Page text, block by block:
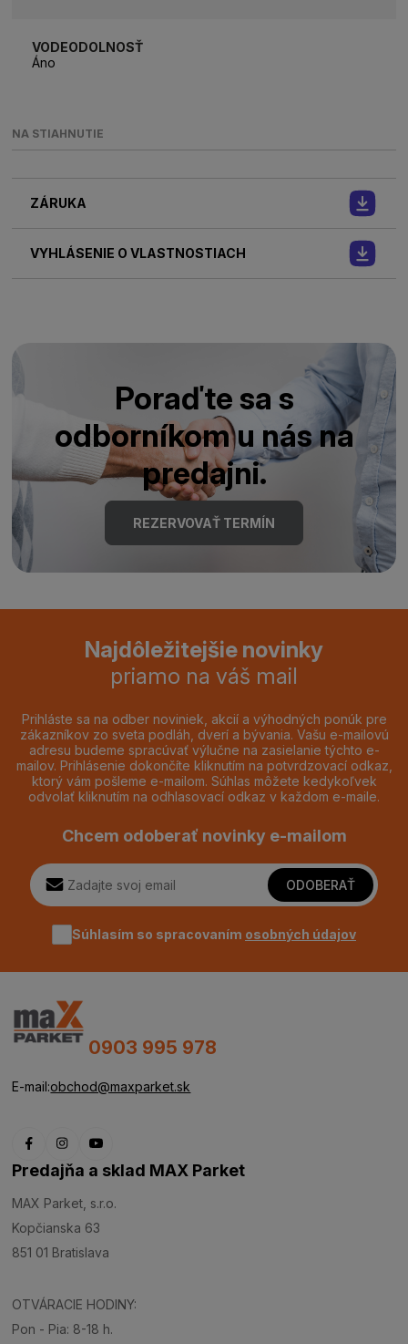
VODEODOLNOSŤ
Áno
NA STIAHNUTIE
ZÁRUKA
VYHLÁSENIE O VLASTNOSTIACH
Poraďte sa s
odborníkom u nás na
predajni.
REZERVOVAŤ TERMÍN
Najdôležitejšie novinky
priamo na váš mail
Prihláste sa na odber noviniek, akcií a výhodných ponúk pre
zákazníkov zo sveta podláh, dverí a bývania. Vašu e-mailovú
adresu budeme spracúvať výlučne na zasielanie týchto e-
mailov. Prihlásenie dokončíte kliknutím na potvrdzovací odkaz,
ktorý vám pošleme e-mailom. Súhlas môžete kedykoľvek
odvolať kliknutím na odhlasovací odkaz v každom e-maile.
Chcem odoberať novinky e-mailom
ODOBERAŤ
Súhlasím so spracovaním osobných údajov
0903 995 978
E-mail:obchod@maxparket.sk
Predajňa a sklad MAX Parket
MAX Parket, s.r.o.
Kopčianska 63
851 01 Bratislava
OTVÁRACIE HODINY:
Pon - Pia: 8-18 h.